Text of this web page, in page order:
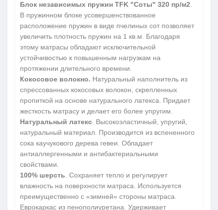
Блок независимых пружин TFK "Соты" 320 пр/м2
В пружинном блоке усовершенствованное
расположение пружин в виде пчелиных сот позволяет
увеличить плотность пружин на 1 кв.м. Благодаря
этому матрасы обладают исключительной
устойчивостью к повышенным нагрузкам на
протяжении длительного времени.
Кокосовое волокно. Натуральный наполнитель из
спрессованных кокосовых волокон, скрепленных
пропиткой на основе натурального латекса. Придает
жесткость матрасу и делает его более упругим.
Натуральный латекс . Высокоэластичный, упругий,
натуральный материал. Производится из вспененного
сока каучукового дерева гевеи. Обладает
антиаллергенными и антибактериальными
свойствами.
100% шерсть . Сохраняет тепло и регулирует
влажность на поверхности матраса. Используется
преимущественно с «зимней» стороны матраса.
Еврокаркас из пенополиуретана. Удерживает